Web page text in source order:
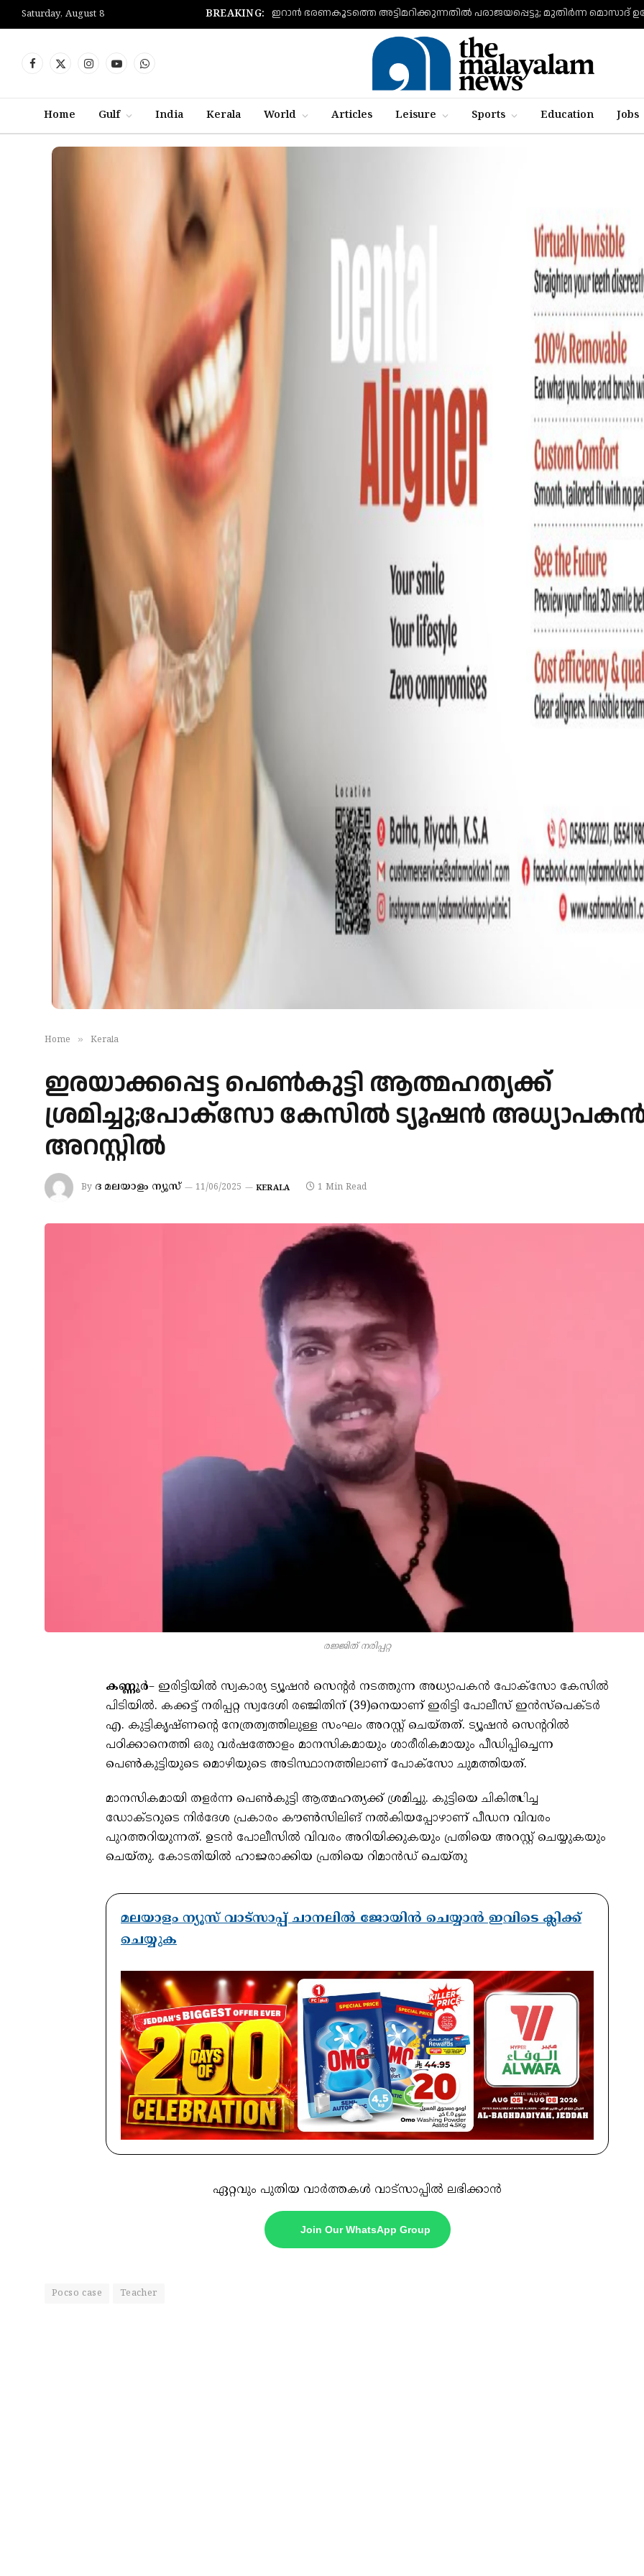
Saturday, August 8 BREAKING:
Facebook
X
InstagramYouTubeWhatsApp
Home Gulf India Kerala World Articles Leisure Sports Education Jobs
Home » Kerala
ഇരയാക്കപ്പെട്ട പെണ്‍കുട്ടി ആത്മഹത്യക്ക്
ശ്രമിച്ചു;പോക്‌സോ കേസില്‍ ട്യൂഷന്‍
അറസ്റ്റില്‍
By ദ മലയാളം ന്യൂസ് 11/06/2025 KERALA 1 Min Read
രജ്ജിത് നരിപ്പറ്റ
കണ്ണൂര്‍– ഇരിട്ടിയില്‍ സ്വകാര്യ ട്യൂഷന്‍ സെന്റര്‍ നടത്തുന്ന അധ്യാപകന്‍ പോക്‌സോ കേസില്‍
പിടിയില്‍. കക്കട്ട് നരിപ്പറ്റ സ്വദേശി രഞ്ജിതിന് (39)നെയാണ് ഇരിട്ടി പോലീസ് ഇന്‍സ്‌പെക്ടര്‍
എ. കുട്ടികൃഷ്ണന്റെ നേത്രത്വത്തിലുള്ള സംഘം അറസ്റ്റ് ചെയ്തത്. ട്യൂഷന്‍ സെന്ററില്‍
പഠിക്കാനെത്തി ഒരു വര്‍ഷത്തോളം മാനസികമായും ശാരീരികമായും പീഡിപ്പിച്ചെന്ന
പെണ്‍കുട്ടിയുടെ മൊഴിയുടെ അടിസ്ഥാനത്തിലാണ് പോക്‌സോ ചുമത്തിയത്.
മാനസികമായി തളര്‍ന്ന പെണ്‍കുട്ടി ആത്മഹത്യക്ക് ശ്രമിച്ചു. കുട്ടിയെ ചികിത്സിച്ച
ഡോക്ടറുടെ നിര്‍ദേശ പ്രകാരം കൗണ്‍സിലിങ് നല്‍കിയപ്പോഴാണ് പീഡന വിവരം
പുറത്തറിയുന്നത്. ഉടന്‍ പോലീസില്‍ വിവരം അറിയിക്കുകയും പ്രതിയെ അറസ്റ്റ് ചെയ്യുകയും
ചെയ്തു. കോടതിയില്‍ ഹാജരാക്കിയ പ്രതിയെ റിമാന്‍ഡ് ചെയ്തു
മലയാളം ന്യൂസ് വാട്സാപ്പ് ചാനലിൽ ജോയിൻ ചെയ്യാൻ ഇവിടെ ക്ലിക്ക്
ചെയ്യുക
ഏറ്റവും പുതിയ വാർത്തകൾ വാട്സാപ്പിൽ ലഭിക്കാൻ
Join Our WhatsApp Group
Pocso case Teacher